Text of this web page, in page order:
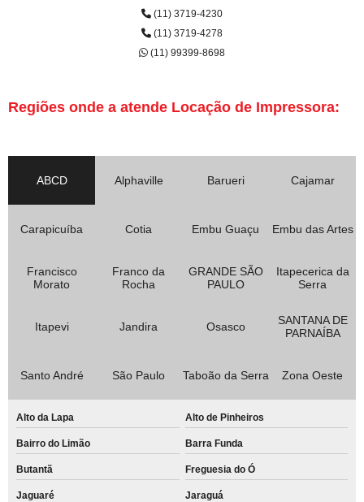
(11) 3719-4230
(11) 3719-4278
(11) 99399-8698
Regiões onde a atende Locação de Impressora:
ABCD Alphaville Barueri Cajamar
Carapicuíba Cotia Embu Guaçu Embu das Artes
Francisco
Morato
Franco da
Rocha
GRANDE SÃO
PAULO
Itapecerica da
Serra
Itapevi Jandira Osasco
SANTANA DE
PARNAÍBA
Santo André São Paulo Taboão da Serra Zona Oeste
Alto da Lapa Alto de Pinheiros
Bairro do Limão Barra Funda
Butantã Freguesia do Ó
Jaguaré Jaraguá